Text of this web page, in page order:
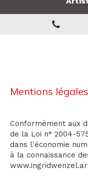
Mentions légales
Conformément aux
de la Loi n° 2004-
dans l'économie
à la connaissance